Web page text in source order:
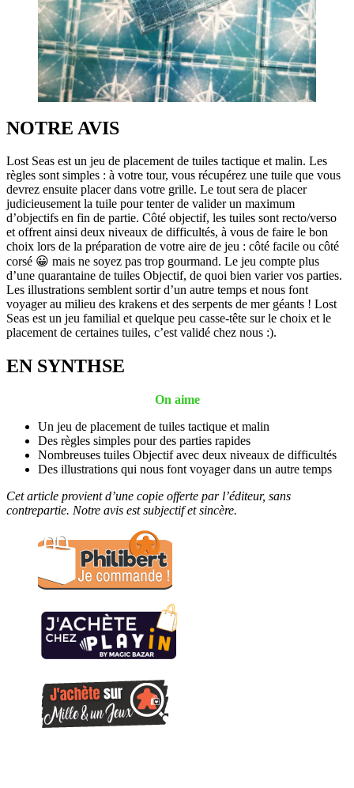
NOTRE AVIS
Lost Seas est un jeu de placement de tuiles tactique et malin. Les
règles sont simples : à votre tour, vous récupérez une tuile que vous
devrez ensuite placer dans votre grille. Le tout sera de placer
judicieusement la tuile pour tenter de valider un maximum
d’objectifs en fin de partie. Côté objectif, les tuiles sont recto/verso
et offrent ainsi deux niveaux de difficultés, à vous de faire le bon
choix lors de la préparation de votre aire de jeu : côté facile ou côté
corsé 😀 mais ne soyez pas trop gourmand. Le jeu compte plus
d’une quarantaine de tuiles Objectif, de quoi bien varier vos parties.
Les illustrations semblent sortir d’un autre temps et nous font
voyager au milieu des krakens et des serpents de mer géants ! Lost
Seas est un jeu familial et quelque peu casse-tête sur le choix et le
placement de certaines tuiles, c’est validé chez nous :).
EN SYNTHSE
On aime
Un jeu de placement de tuiles tactique et malin
Des règles simples pour des parties rapides
Nombreuses tuiles Objectif avec deux niveaux de difficultés
Des illustrations qui nous font voyager dans un autre temps
Cet article provient d’une copie offerte par l’éditeur, sans
contrepartie. Notre avis est subjectif et sincère.